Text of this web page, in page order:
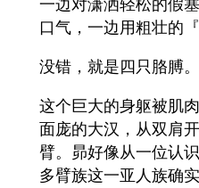
口气，一边用粗壮的
没错，就是四只胳膊。
这个巨大的身躯被肌
面庞的大汉，从双肩
臂。昴好像从一位认
多臂族这一亚人族确